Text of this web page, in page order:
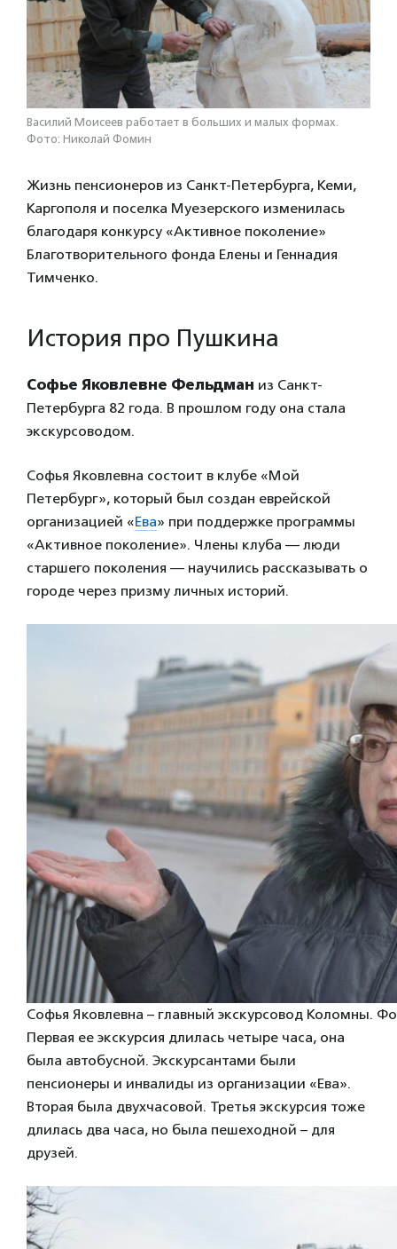
Василий Моисеев работает в больших и малых формах.
Фото: Николай Фомин
Жизнь пенсионеров из Санкт-Петербурга, Кеми,
Каргополя и поселка Муезерского изменилась
благодаря конкурсу «Активное поколение»
Благотворительного фонда Елены и Геннадия
Тимченко.
История про Пушкина
Софье Яковлевне Фельдман из Санкт-
Петербурга 82 года. В прошлом году она стала
экскурсоводом.
Софья Яковлевна состоит в клубе «Мой
Петербург», который был создан еврейской
организацией «Ева» при поддержке программы
«Активное поколение». Члены клуба — люди
старшего поколения — научились рассказывать о
городе через призму личных историй.
Софья Яковлевна – главный экскурсовод Коломны.
Первая ее экскурсия длилась четыре часа, она
была автобусной. Экскурсантами были
пенсионеры и инвалиды из организации «Ева».
Вторая была двухчасовой. Третья экскурсия тоже
длилась два часа, но была пешеходной – для
друзей.